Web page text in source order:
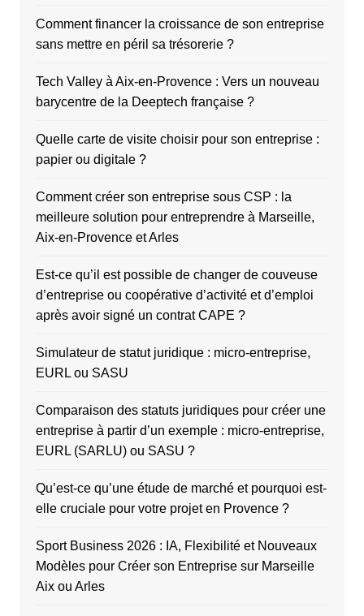
Comment financer la croissance de son entreprise
sans mettre en péril sa trésorerie ?
Tech Valley à Aix-en-Provence : Vers un nouveau
barycentre de la Deeptech française ?
Quelle carte de visite choisir pour son entreprise :
papier ou digitale ?
Comment créer son entreprise sous CSP : la
meilleure solution pour entreprendre à Marseille,
Aix-en-Provence et Arles
Est-ce qu’il est possible de changer de couveuse
d’entreprise ou coopérative d’activité et d’emploi
après avoir signé un contrat CAPE ?
Simulateur de statut juridique : micro-entreprise,
EURL ou SASU
Comparaison des statuts juridiques pour créer une
entreprise à partir d’un exemple : micro-entreprise,
EURL (SARLU) ou SASU ?
Qu’est-ce qu’une étude de marché et pourquoi est-
elle cruciale pour votre projet en Provence ?
Sport Business 2026 : IA, Flexibilité et Nouveaux
Modèles pour Créer son Entreprise sur Marseille
Aix ou Arles